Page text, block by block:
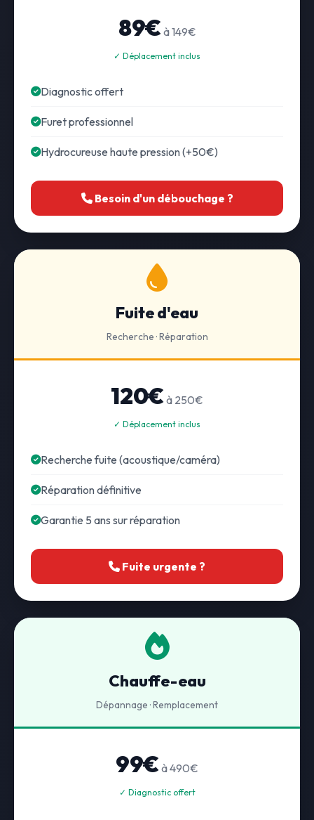
89€ à 149€
✓ Déplacement inclus
Diagnostic offert
Furet professionnel
Hydrocureuse haute pression (+50€)
Besoin d'un débouchage ?
Fuite d'eau
Recherche · Réparation
120€ à 250€
✓ Déplacement inclus
Recherche fuite (acoustique/caméra)
Réparation définitive
Garantie 5 ans sur réparation
Fuite urgente ?
Chauffe-eau
Dépannage · Remplacement
99€ à 490€
✓ Diagnostic offert